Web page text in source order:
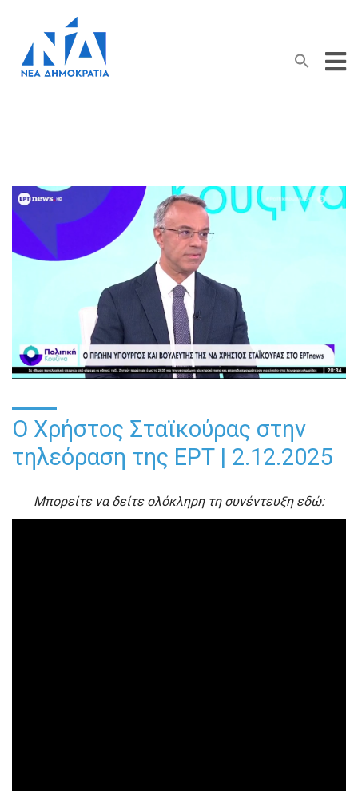
Search
for:
Search Button
Ο Χρήστος Σταϊκούρας στην
τηλεόραση της ΕΡΤ | 2.12.2025
Μπορείτε να δείτε ολόκληρη τη συνέντευξη εδώ: